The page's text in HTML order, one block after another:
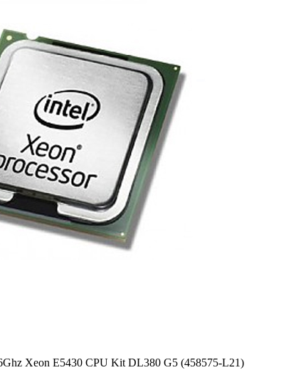
Xeon E5430 CPU Kit DL380 G5 (458575-L21)